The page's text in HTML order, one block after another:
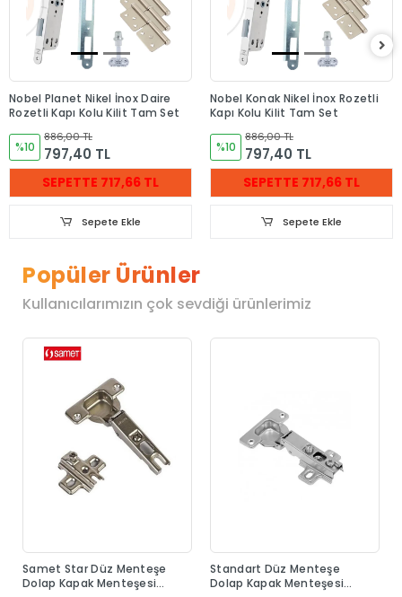
Nobel Planet Nikel İnox Daire
Rozetli Kapı Kolu Kilit Tam Set
%10
886,00 TL
797,40 TL
SEPETTE 717,66 TL
Sepete Ekle
Nobel Konak Nikel İnox Rozetli
Kapı Kolu Kilit Tam Set
%10
886,00 TL
797,40 TL
SEPETTE 717,66 TL
Sepete Ekle
Popüler Ürünler
Kullanıcılarımızın çok sevdiği ürünlerimiz
Samet Star Düz Menteşe
Dolap Kapak Menteşesi
Standart Düz Menteşe
Dolap Kapak Menteşesi